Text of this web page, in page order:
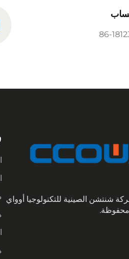
النشر © 2026 شركة شنتشن الصينية للتكنولوجيا أوواي
محفوظة.